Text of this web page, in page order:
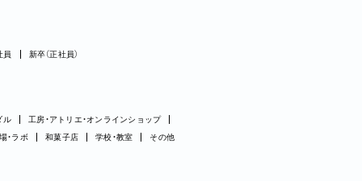
員 新卒（正社員）
ル
工房・アトリエ・オンラインショップ
・ラボ 和菓子店 学校・教室 その他